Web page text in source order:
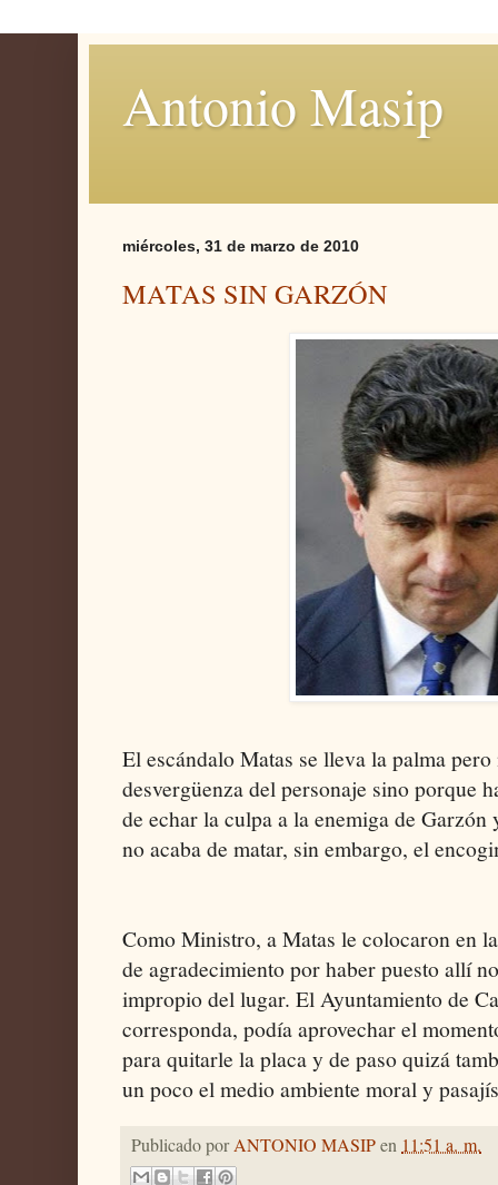
Antonio Masip
miércoles, 31 de marzo de 2010
MATAS SIN GARZÓN
El escándalo Matas se lleva la palma
desvergüenza del personaje sino porque
de echar la culpa a la enemiga de
no acaba de matar, sin embargo, el
Como Ministro, a Matas le colocaron en
de agradecimiento por haber puesto allí
impropio del lugar. El Ayuntamiento de
corresponda, podía aprovechar el
para quitarle la placa y de paso quizá
un poco el medio ambiente moral y
Publicado porANTONIO MASIPen 11:51 a. m.